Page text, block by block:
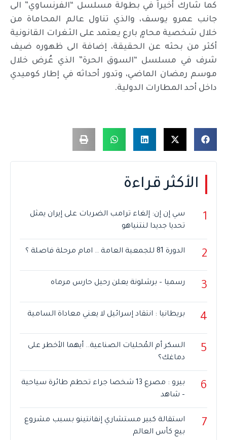
كما شارك أخيراً في بطولة مسلسل “الفرنساوي” الى
جانب عمرو يوسف، والذي تناول عالم المحاماة من
خلال شخصية محامٍ بارع يعتمد على الثغرات القانونية
أكثر من بحثه عن الحقيقة، إضافة الى ظهوره ضيف
شرف في مسلسل “السوق الحرة” الذي عُرض خلال
موسم رمضان الماضي، وتدور أحداثه في إطار كوميدي
داخل أحد المطارات الدولية.
الأكثر قراءة
1
سي إن إن: إلغاء ترامب الضربات على إيران يمثل
تحديا جديدا لنتنياهو
2 الدورة 81 للجمعية العامة .. امام مرحلة فاصلة ؟
3 رسميا – برشلونة يعلن رحيل حارس مرماه
4 بريطانيا : انتقاد إسرائيل لا يعني معاداة السامية
5
السكر أم المُحليات الصناعية.. أيهما الأخطر على
دماغك؟
6
بيرو : مصرع 13 شخصا جراء تحطم طائرة سياحية
– شاهد
7
استقالة كبير مستشاري إنفانتينو بسبب مشروع
بيع كأس العالم